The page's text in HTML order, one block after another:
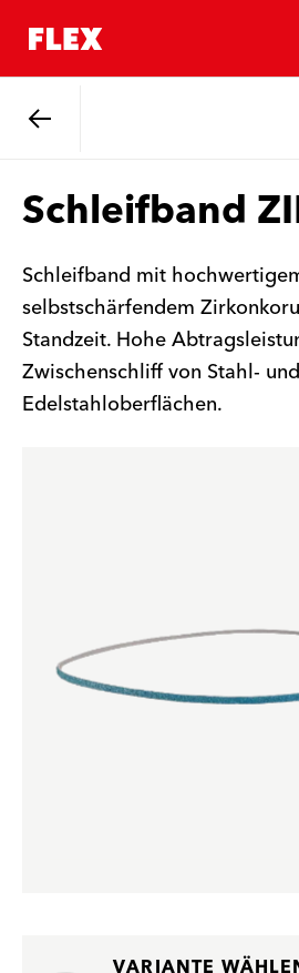
Schleifband
Schleifband mit
selbstschärfendem
Standzeit. Hohe
Zwischenschliff von Stahl- und
Edelstahloberflächen.